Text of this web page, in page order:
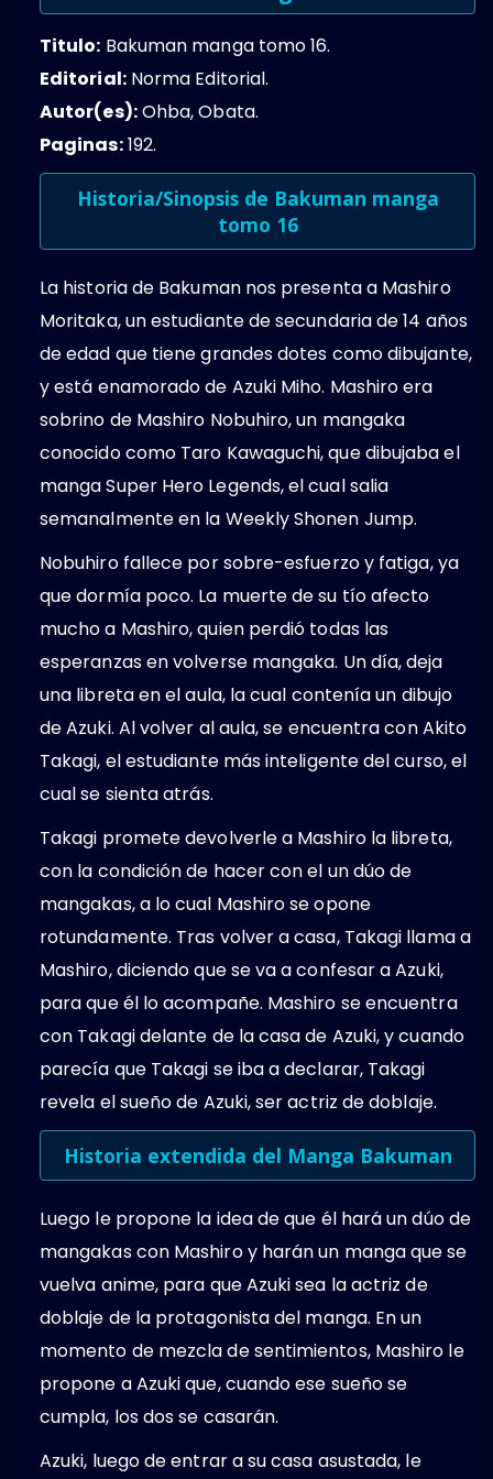
Titulo: Bakuman manga tomo 16.
Editorial:Norma Editorial.
Autor(es):Ohba, Obata.
Paginas:192.
Historia/Sinopsis de Bakuman manga
tomo 16
La historia de Bakuman nos presenta a Mashiro
Moritaka, un estudiante de secundaria de 14 años
de edad que tiene grandes dotes como dibujante,
y está enamorado de Azuki Miho. Mashiro era
sobrino de Mashiro Nobuhiro, un mangaka
conocido como Taro Kawaguchi, que dibujaba el
manga Super Hero Legends, el cual salia
semanalmente en la Weekly Shonen Jump.
Nobuhiro fallece por sobre-esfuerzo y fatiga, ya
que dormía poco. La muerte de su tío afecto
mucho a Mashiro, quien perdió todas las
esperanzas en volverse mangaka. Un día, deja
una libreta en el aula, la cual contenía un dibujo
de Azuki. Al volver al aula, se encuentra con Akito
Takagi, el estudiante más inteligente del curso, el
cual se sienta atrás.
Takagi promete devolverle a Mashiro la libreta,
con la condición de hacer con el un dúo de
mangakas, a lo cual Mashiro se opone
rotundamente. Tras volver a casa, Takagi llama a
Mashiro, diciendo que se va a confesar a Azuki,
para que él lo acompañe. Mashiro se encuentra
con Takagi delante de la casa de Azuki, y cuando
parecía que Takagi se iba a declarar, Takagi
revela el sueño de Azuki, ser actriz de doblaje.
Historia extendida del Manga Bakuman
Luego le propone la idea de que él hará un dúo de
mangakas con Mashiro y harán un manga que se
vuelva anime, para que Azuki sea la actriz de
doblaje de la protagonista del manga. En un
momento de mezcla de sentimientos, Mashiro le
propone a Azuki que, cuando ese sueño se
cumpla, los dos se casarán.
Azuki, luego de entrar a su casa asustada, le